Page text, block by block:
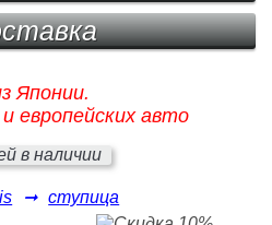
Японии.
европейских авто
в наличии
➞ ступица